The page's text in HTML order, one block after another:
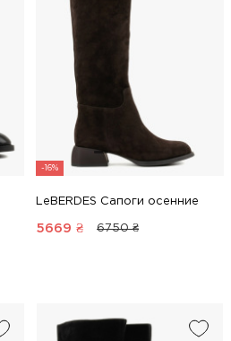
-16%
LeBERDES Сапоги осенние
5669 ₴ 6750 ₴